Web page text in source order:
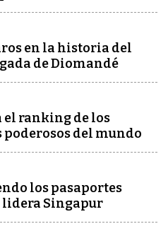
en la historia del
de Diomandé
ranking de los
poderosos del mundo
los pasaportes
lidera Singapur